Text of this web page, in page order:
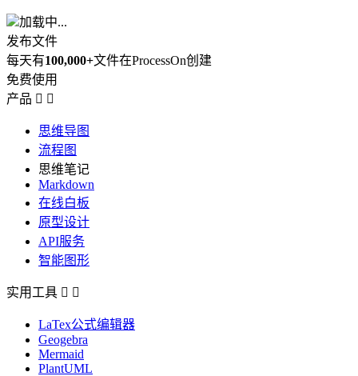
加载中...
发布文件
每天有100,000+文件在ProcessOn创建
免费使用
产品  
思维导图
流程图
思维笔记
Markdown
在线白板
原型设计
API服务
智能图形
实用工具  
LaTex公式编辑器
Geogebra
Mermaid
PlantUML